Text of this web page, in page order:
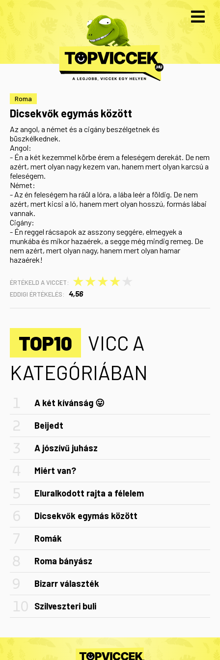
Roma
Dicsekvők egymás között
Az angol, a német és a cigány beszélgetnek és
büszkélkednek.
Angol:
- Én a két kezemmel körbe érem a feleségem derekát. De nem
azért, mert olyan nagy kezem van, hanem mert olyan karcsú a
feleségem.
Német:
- Az én feleségem ha ráül a lóra, a lába leér a földig. De nem
azért, mert kicsi a ló, hanem mert olyan hosszú, formás lábai
vannak.
Cigány:
- Én reggel rácsapok az asszony seggére, elmegyek a
munkába és mikor hazaérek, a segge még mindig remeg. De
nem azért, mert olyan nagy, hanem mert olyan hamar
hazaérek!
ÉRTÉKELD A VICCET: ★
★
★
★
EDDIGI ÉRTÉKELÉS: 4,56
TOP10
VICC A
KATEGÓRIÁBAN
A két kívánság 😛
Beijedt
A jószívű juhász
Miért van?
Eluralkodott rajta a félelem
Dicsekvők egymás között
Romák
Roma bányász
Bizarr választék
Szilveszteri buli